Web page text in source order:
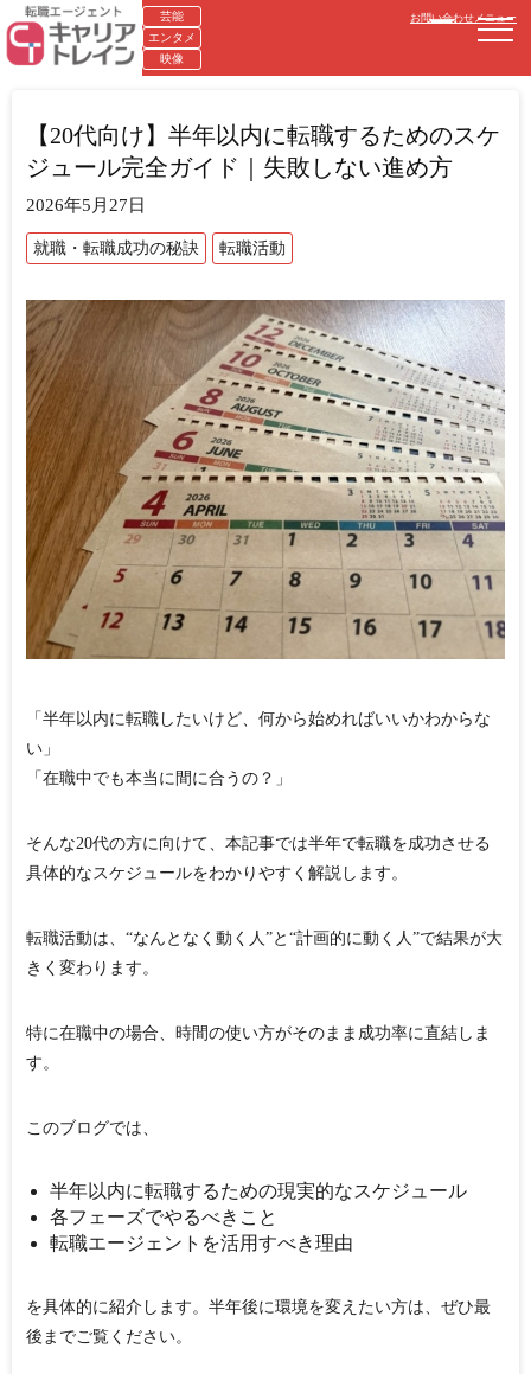
芸能
エンタメ
映像
お問い合わせメニュー
【20代向け】半年以内に転職するためのスケ
ジュール完全ガイド｜失敗しない進め方
2026年5月27日
就職・転職成功の秘訣 転職活動
「半年以内に転職したいけど、何から始めればいいかわからな
い」
「在職中でも本当に間に合うの？」
そんな20代の方に向けて、本記事では半年で転職を成功させる
具体的なスケジュールをわかりやすく解説します。
転職活動は、“なんとなく動く人”と“計画的に動く人”で結果が大
きく変わります。
特に在職中の場合、時間の使い方がそのまま成功率に直結しま
す。
このブログでは、
半年以内に転職するための現実的なスケジュール
各フェーズでやるべきこと
転職エージェントを活用すべき理由
を具体的に紹介します。 半年後に環境を変えたい方は、ぜひ最
後までご覧ください。